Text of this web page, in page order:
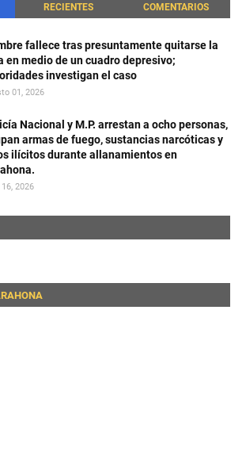
RECIENTES COMENTARIOS
fallece tras presuntamente quitarse la
en medio de un cuadro depresivo;
investigan el caso
01, 2026
Nacional y M.P. arrestan a ocho personas,
armas de fuego, sustancias narcóticas y
ilícitos durante allanamientos en
2026